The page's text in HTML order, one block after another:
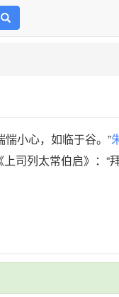
惴小心，如临于谷。”
上司列太常伯启》：“